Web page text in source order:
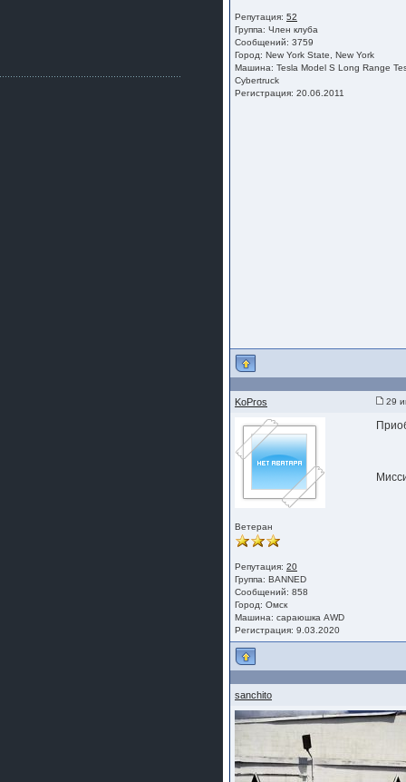
Репутация: 52
Группа: Член клуба
Сообщений: 3759
Город: New York State, New York
Машина: Tesla Model S Long Range
Cybertruck
Регистрация: 20.06.2011
KoPros 29
Ветеран
Репутация: 20
Группа: BANNED
Сообщений: 858
Город: Омск
Машина: сараюшка АWD
Регистрация: 9.03.2020
sanchito